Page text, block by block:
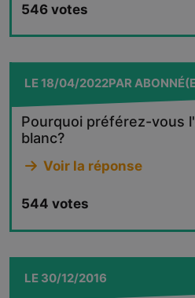
546 votes
LE18/04/2022PAR
Pourquoi préférez-vous
blanc?
Voir la réponse
544 votes
LE 30/12/2016